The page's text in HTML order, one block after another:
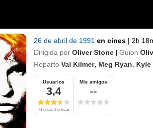
26 de abril de 1991 en cines | 2h
Dirigida por Oliver Stone | Guion
Reparto Val Kilmer, Meg Ryan Kyle
Usuarios
3,4
71 notas, 3 críticas
Mis amigos
--